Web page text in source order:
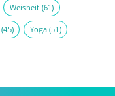
Weisheit(61)
(45) Yoga(51)